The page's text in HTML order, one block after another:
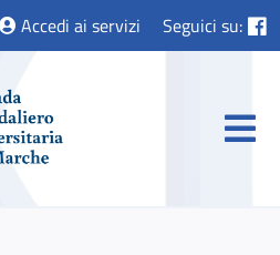
Accedi ai servizi Seguici su: